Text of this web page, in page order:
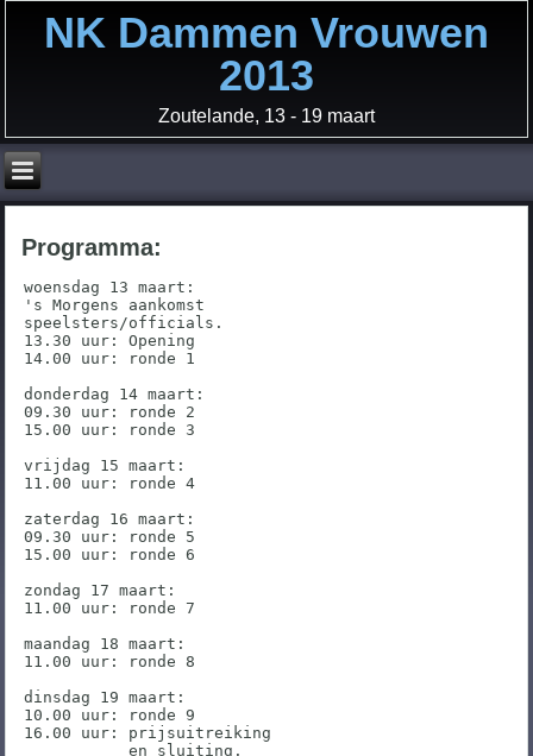
NK Dammen Vrouwen
2013
Zoutelande, 13 - 19 maart
Programma:
woensdag 13 maart:
's Morgens aankomst
speelsters/officials.
13.30 uur: Opening
14.00 uur: ronde 1
donderdag 14 maart:
09.30 uur: ronde 2
15.00 uur: ronde 3
vrijdag 15 maart:
11.00 uur: ronde 4
zaterdag 16 maart:
09.30 uur: ronde 5
15.00 uur: ronde 6
zondag 17 maart:
11.00 uur: ronde 7
maandag 18 maart:
11.00 uur: ronde 8
dinsdag 19 maart:
10.00 uur: ronde 9
16.00 uur: prijsuitreiking
           en sluiting.